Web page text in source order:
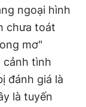
ngoại hình
chưa toát
mơ"
cảnh tình
đánh giá là
là tuyến